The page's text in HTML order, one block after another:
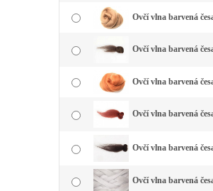
Ovčí vlna barvená
Ovčí vlna barvená
Ovčí vlna barvená
Ovčí vlna barvená
Ovčí vlna barvená
Ovčí vlna barvená